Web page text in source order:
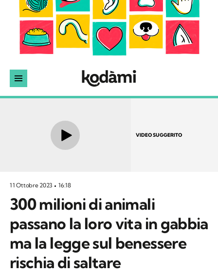
VIDEO SUGGERITO
11 Ottobre 2023 16:18
300 milioni di animali
passano la loro vita in gabbia
ma la legge sul benessere
rischia di saltare